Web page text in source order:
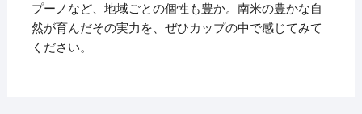
プーノなど、地域ごとの個性も豊か。南米の豊かな自
然が育んだその実力を、ぜひカップの中で感じてみて
ください。